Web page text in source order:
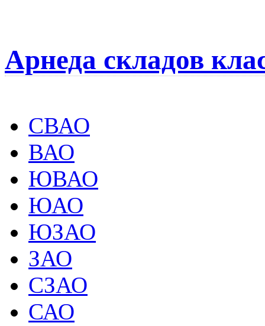
Арнеда складов
СВАО
ВАО
ЮВАО
ЮАО
ЮЗАО
ЗАО
СЗАО
САО